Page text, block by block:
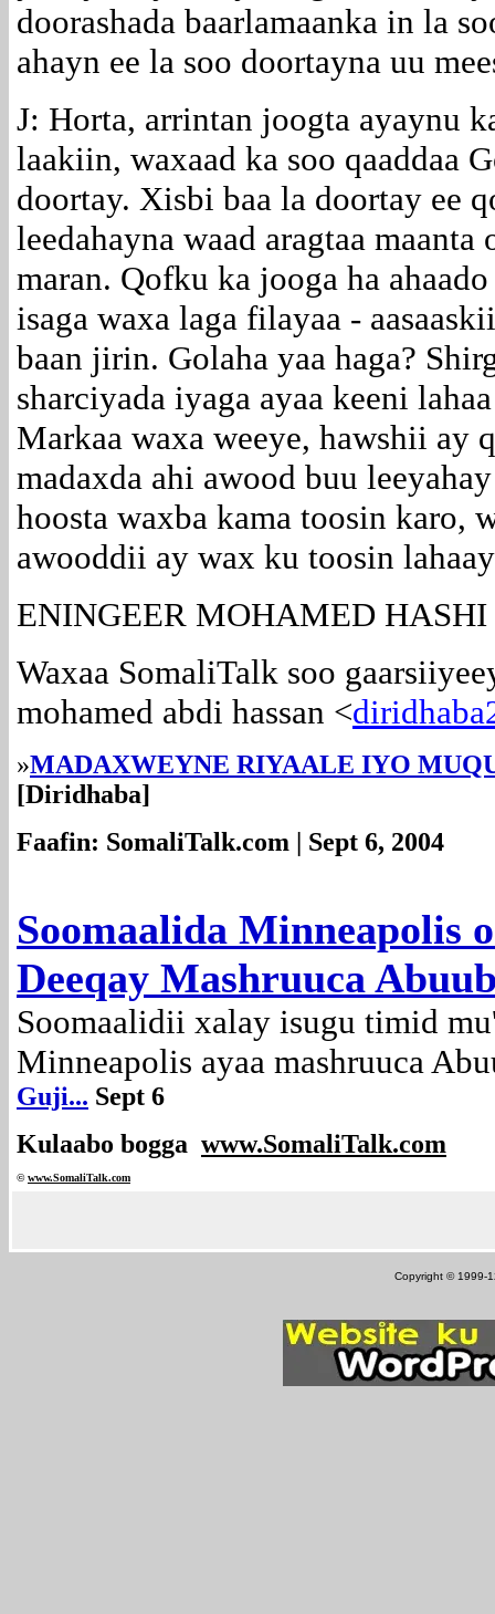
doorashada baarlamaanka in la
ahayn ee la soo doortayna uu
J: Horta, arrintan joogta ayaynu
laakiin, waxaad ka soo qaaddaa
doortay. Xisbi baa la doortay ee
leedahayna waad aragtaa
maran. Qofku ka jooga ha
isaga waxa laga filayaa -
baan jirin. Golaha yaa haga?
sharciyada iyaga ayaa keeni
Markaa waxa weeye, hawshii ay
madaxda ahi awood buu
hoosta waxba kama toosin karo,
awooddii ay wax ku toosin
ENINGEER MOHAMED
Waxaa SomaliTalk soo
mohamed abdi hassan <
»MADAXWEYNE RIYAALE IYO
[Diridhaba]
Faafin: SomaliTalk.com | Sept 6, 2004
Soomaalida Minneapolis
Deeqay Mashruuca
Soomaalidii xalay isugu timid
Minneapolis ayaa mashruuca
Guji... Sept 6
Kulaabo bogga www.SomaliTalk.com
©www.SomaliTalk.com
Copyright © 1999-